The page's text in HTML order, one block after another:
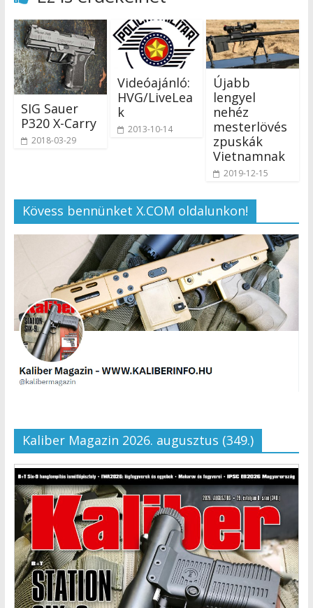
SIG Sauer
P320 X-Carry
2018-03-29
Videóajánló:
HVG/LiveLea
k
2013-10-14
Újabb
lengyel
nehéz
mesterlövés
zpuskák
Vietnamnak
2019-12-15
Kövess bennünket X.COM oldalunkon!
Kaliber Magazin 2026. augusztus (349.)